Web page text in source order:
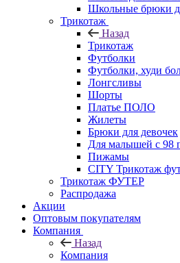
Школьные брюки
Трикотаж
Назад
Трикотаж
Футболки
Футболки, худи
Лонгсливы
Шорты
Платье ПОЛО
Жилеты
Брюки для девочек
Для малышей с 98
Пижамы
CITY Трикотаж
Трикотаж ФУТЕР
Распродажа
Акции
Оптовым покупателям
Компания
Назад
Компания